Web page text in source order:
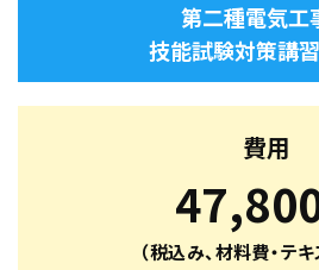
第二種電気工
技能試験対策講
費用
（税込み、材料費・テキ